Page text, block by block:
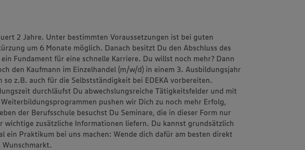
2 Jahre. Unter bestimmten Voraussetzungen ist bei guten
um 6 Monate möglich. Danach besitzt Du den Abschluss des
Fundament für eine schnelle Karriere. Du willst noch mehr? Dann
den Kaufmann im Einzelhandel (m/w/d) in einem 3. Ausbildungsjahr
so z.B. auch für die Selbstständigkeit bei EDEKA vorbereiten.
durchläufst Du abwechslungsreiche Tätigkeitsfelder und mit
pushen wir Dich zu noch mehr Erfolg,
der Berufsschule besuchst Du Seminare, die in dieser Form nur
wichtige zusätzliche Informationen liefern. Du kannst grundsätzlich
ein Praktikum bei uns machen: Wende dich dafür am besten direkt
Wunschmarkt.